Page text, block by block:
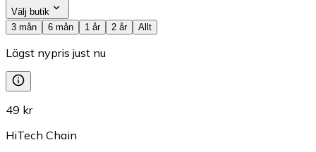
Välj butik
3 mån
6 mån 1 år 2 år Allt
Lägst nypris just nu
49 kr
HiTech Chain